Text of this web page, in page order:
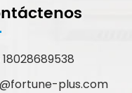
plus.com